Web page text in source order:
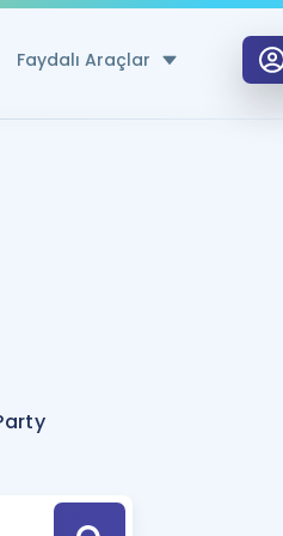
Faydalı Araçlar
Hesaplama Aracı
için Öneriler
Tek Takvimde
Hoca ile seni sınava